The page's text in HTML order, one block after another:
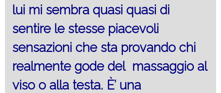
lui mi sembra quasi quasi di
sentire le stesse piacevoli
sensazioni che sta provando chi
realmente gode del massaggio al
viso o alla testa. È’ una